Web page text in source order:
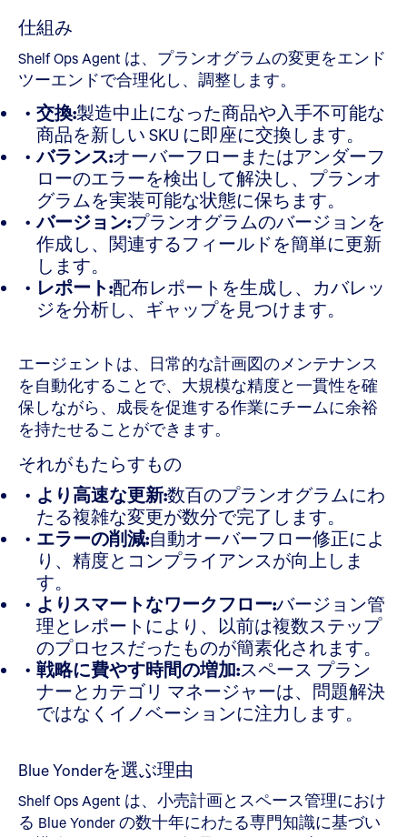
仕組み
Shelf Ops Agent は、プランオグラムの変更をエンド
ツーエンドで合理化し、調整します。
交換:製造中止になった商品や入手不可能な
商品を新しい SKU に即座に交換します。
バランス:オーバーフローまたはアンダーフ
ローのエラーを検出して解決し、プランオ
グラムを実装可能な状態に保ちます。
バージョン:プランオグラムのバージョンを
作成し、関連するフィールドを簡単に更新
します。
レポート:配布レポートを生成し、カバレッ
ジを分析し、ギャップを見つけます。
エージェントは、日常的な計画図のメンテナンス
を自動化することで、大規模な精度と一貫性を確
保しながら、成長を促進する作業にチームに余裕
を持たせることができます。
それがもたらすもの
より高速な更新:数百のプランオグラムにわ
たる複雑な変更が数分で完了します。
エラーの削減:自動オーバーフロー修正によ
り、精度とコンプライアンスが向上しま
す。
よりスマートなワークフロー:バージョン管
理とレポートにより、以前は複数ステップ
のプロセスだったものが簡素化されます。
戦略に費やす時間の増加:スペース プラン
ナーとカテゴリ マネージャーは、問題解決
ではなくイノベーションに注力します。
Blue Yonderを選ぶ理由
Shelf Ops Agent は、小売計画とスペース管理におけ
る Blue Yonder の数十年にわたる専門知識に基づい